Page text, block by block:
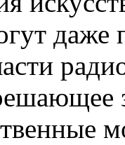
даже